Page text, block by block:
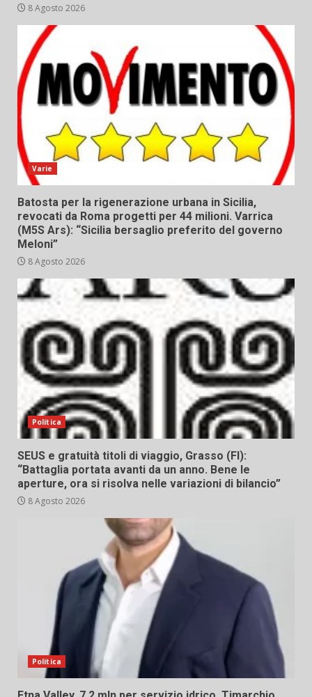
8 Agosto 2026
Varie
Batosta per la rigenerazione urbana in Sicilia,
revocati da Roma progetti per 44 milioni. Varrica
(M5S Ars): “Sicilia bersaglio preferito del governo
Meloni”
8 Agosto 2026
Politica
SEUS e gratuità titoli di viaggio, Grasso (FI):
“Battaglia portata avanti da un anno. Bene le
aperture, ora si risolva nelle variazioni di bilancio”
8 Agosto 2026
Politica